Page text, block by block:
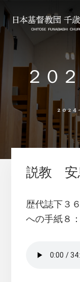
to
content
to
primary
sidebar
２０
説教 安
歴代誌下３
への手紙８